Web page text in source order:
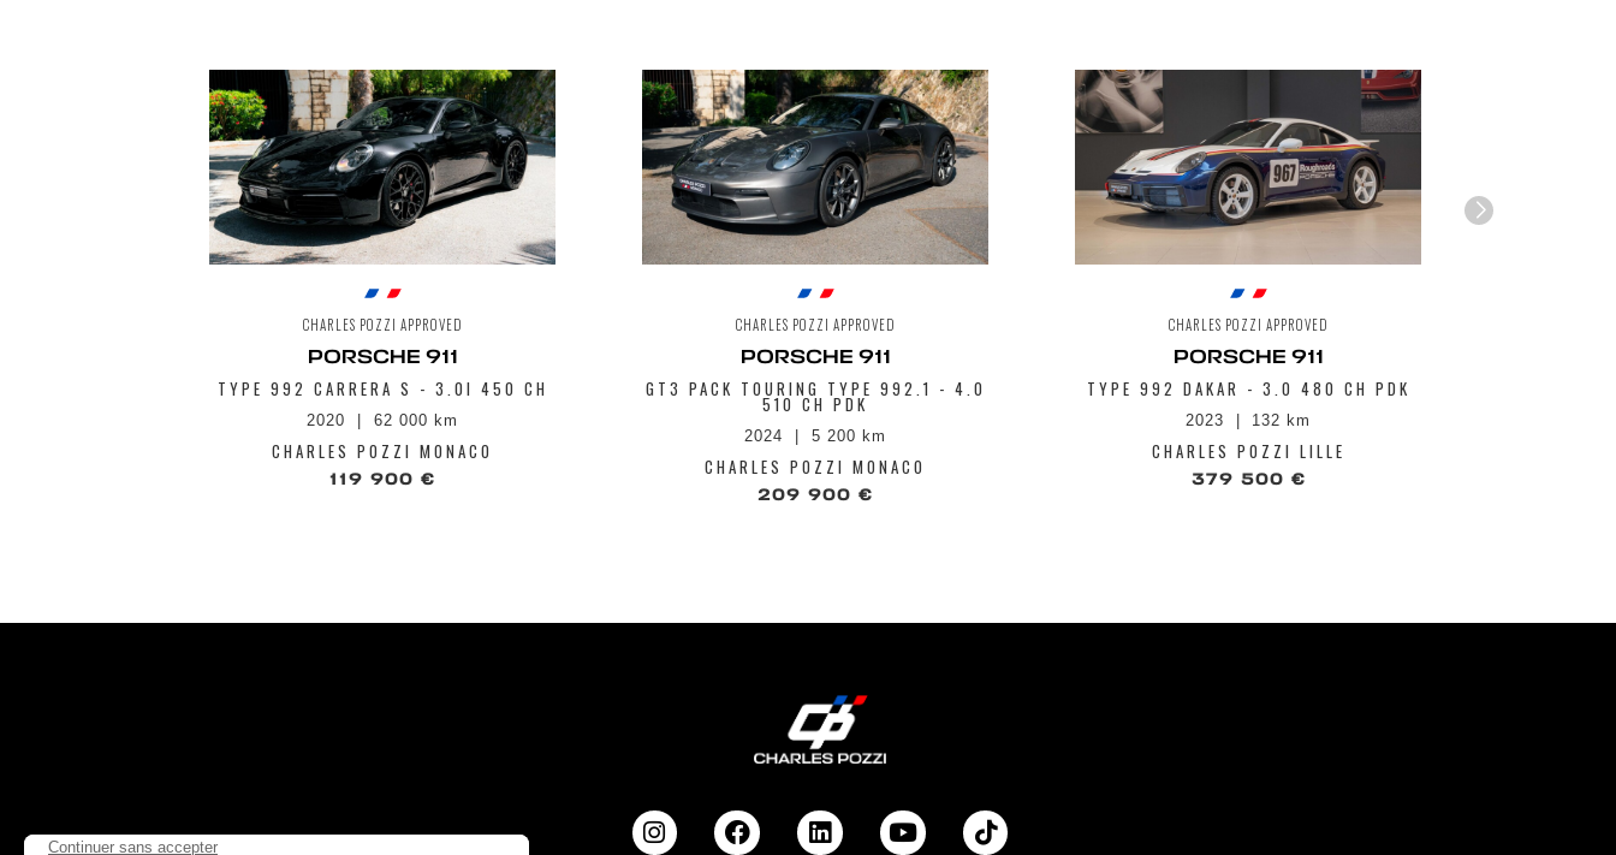
CHARLES POZZI APPROVED
PORSCHE 911
TYPE 992 CARRERA S - 3.0I 450 CH
2020 62 000 km
CHARLES POZZI MONACO
119 900 €
CHARLES POZZI APPROVED
PORSCHE 911
GT3 PACK TOURING TYPE 992.1 - 4.0
510 CH PDK
2024 5 200 km
CHARLES POZZI MONACO
209 900 €
CHARLES POZZI APPROVED
PORSCHE 911
TYPE 992 DAKAR - 3.0 480 CH PDK
2023 132 km
CHARLES POZZI LILLE
379 500 €